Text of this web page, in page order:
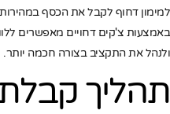
למימון דחוף לקבל את הכסף
באמצעות צ'קים דחויים מאפשרים
ולנהל את התקציב בצורה חכמה יותר.
תהליך